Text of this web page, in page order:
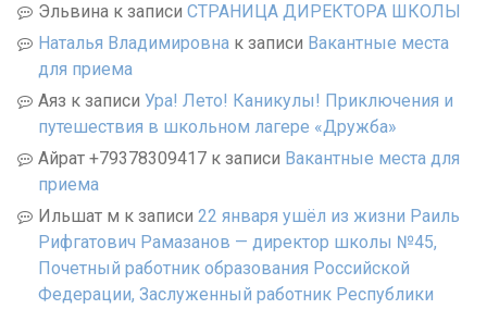
Эльвина к записи СТРАНИЦА ДИРЕКТОРА ШКОЛЫ
Наталья Владимировна к записи Вакантные места
для приема
Аяз к записи Ура! Лето! Каникулы! Приключения и
путешествия в школьном лагере «Дружба»
Айрат +79378309417 к записи Вакантные места для
приема
Ильшат м к записи 22 января ушёл из жизни Раиль
Рифгатович Рамазанов — директор школы №45,
Почетный работник образования Российской
Федерации, Заслуженный работник Республики